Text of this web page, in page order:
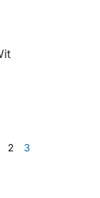
2 3